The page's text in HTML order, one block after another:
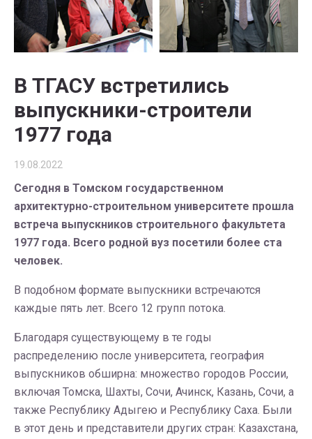
В ТГАСУ встретились
выпускники-строители
1977 года
19.08.2022
Сегодня в Томском государственном
архитектурно-строительном университете прошла
встреча выпускников строительного факультета
1977 года. Всего родной вуз посетили более ста
человек.
В подобном формате выпускники встречаются
каждые пять лет. Всего 12 групп потока.
Благодаря существующему в те годы
распределению после университета, география
выпускников обширна: множество городов России,
включая Томска, Шахты, Сочи, Ачинск, Казань, Сочи, а
также Республику Адыгею и Республику Саха. Были
в этот день и представители других стран: Казахстана,